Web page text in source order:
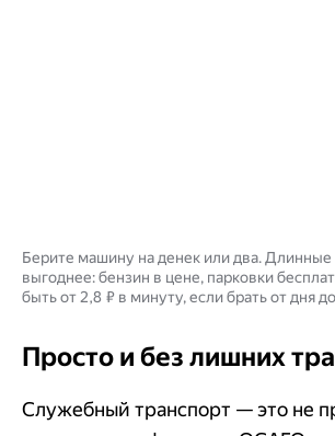
Берите машину на денек или два.
выгоднее: бензин в цене, парковки
быть от 2,8 ₽ в минуту, если брать от дня
Просто и без лишних
Служебный транспорт — это не